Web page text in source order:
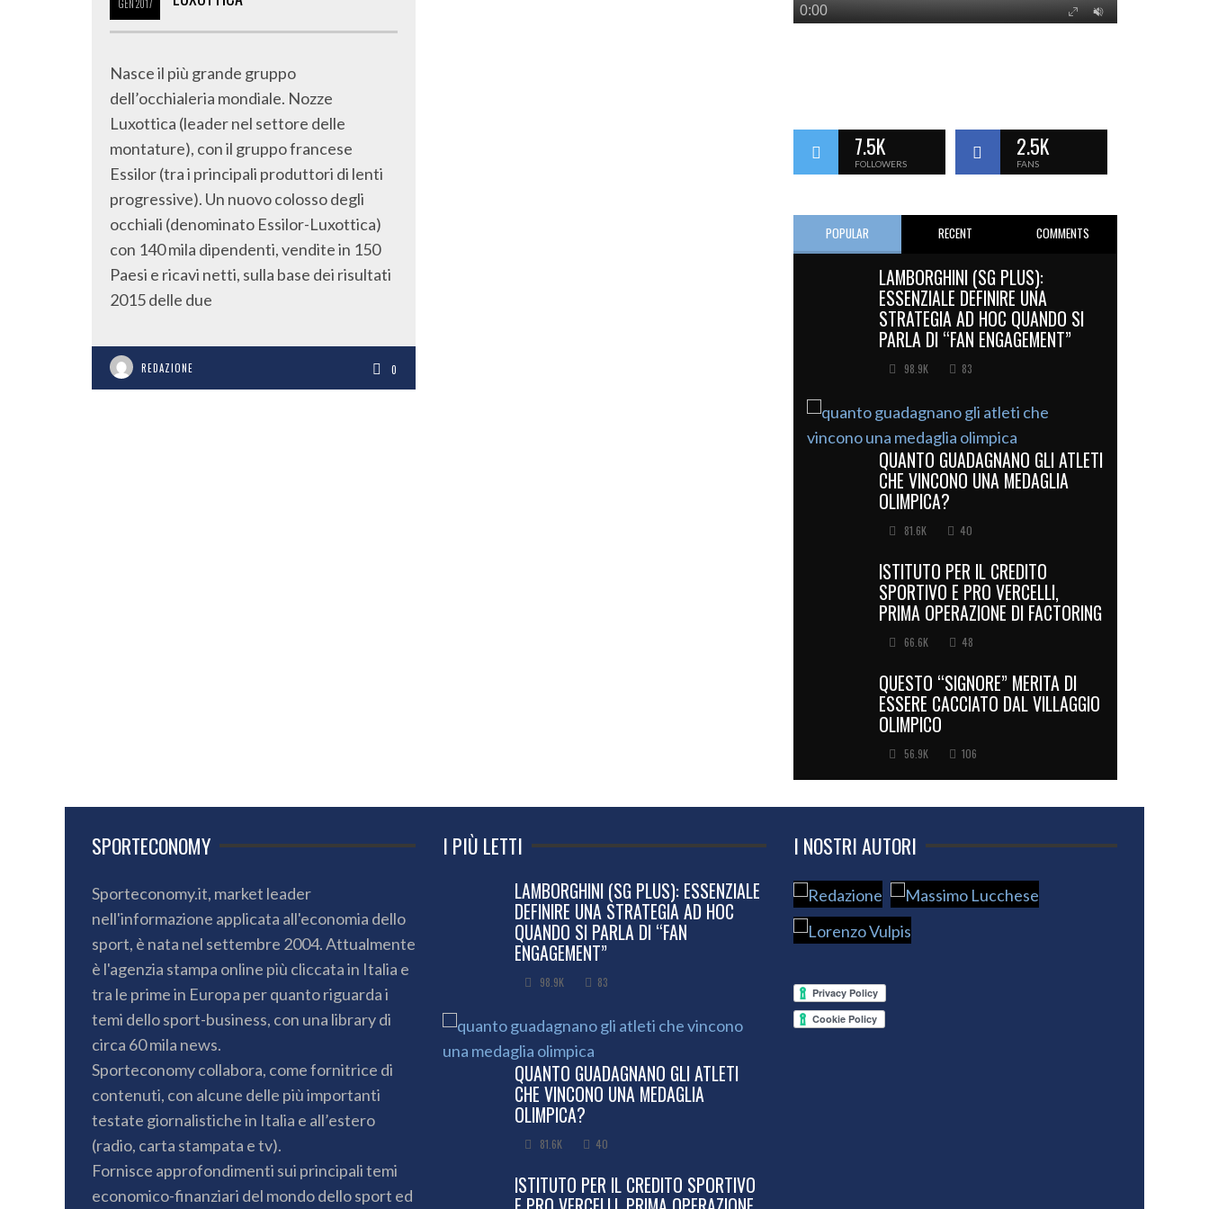
GEN 2017
Nasce il più grande gruppo
dell’occhialeria mondiale. Nozze
Luxottica (leader nel settore delle
montature), con il gruppo francese
Essilor (tra i principali produttori di lenti
progressive). Un nuovo colosso degli
occhiali (denominato Essilor-Luxottica)
con 140 mila dipendenti, vendite in 150
Paesi e ricavi netti, sulla base dei risultati
2015 delle due
REDAZIONE 0
7.5K
FOLLOWERS
2.5K
FANS
POPULAR RECENT COMMENTS
LAMBORGHINI (SG PLUS):
ESSENZIALE DEFINIRE UNA
STRATEGIA AD HOC QUANDO SI
PARLA DI “FAN ENGAGEMENT”
98.9K 83
QUANTO GUADAGNANO GLI ATLETI
CHE VINCONO UNA MEDAGLIA
OLIMPICA?
81.6K 40
ISTITUTO PER IL CREDITO
SPORTIVO E PRO VERCELLI,
PRIMA OPERAZIONE DI FACTORING
66.6K 48
QUESTO “SIGNORE” MERITA DI
ESSERE CACCIATO DAL VILLAGGIO
OLIMPICO
56.9K 106
SPORTECONOMY
Sporteconomy.it, market leader
nell'informazione applicata all'economia dello
sport, è nata nel settembre 2004. Attualmente
è l'agenzia stampa online più cliccata in Italia e
tra le prime in Europa per quanto riguarda i
temi dello sport-business, con una library di
circa 60 mila news.
Sporteconomy collabora, come fornitrice di
contenuti, con alcune delle più importanti
testate giornalistiche in Italia e all’estero
(radio, carta stampata e tv).
Fornisce approfondimenti sui principali temi
economico-finanziari del mondo dello sport ed
I PIÙ LETTI
LAMBORGHINI (SG PLUS): ESSENZIALE
DEFINIRE UNA STRATEGIA AD HOC
QUANDO SI PARLA DI “FAN
ENGAGEMENT”
98.9K 83
QUANTO GUADAGNANO GLI ATLETI
CHE VINCONO UNA MEDAGLIA
OLIMPICA?
81.6K 40
ISTITUTO PER IL CREDITO SPORTIVO
I NOSTRI AUTORI